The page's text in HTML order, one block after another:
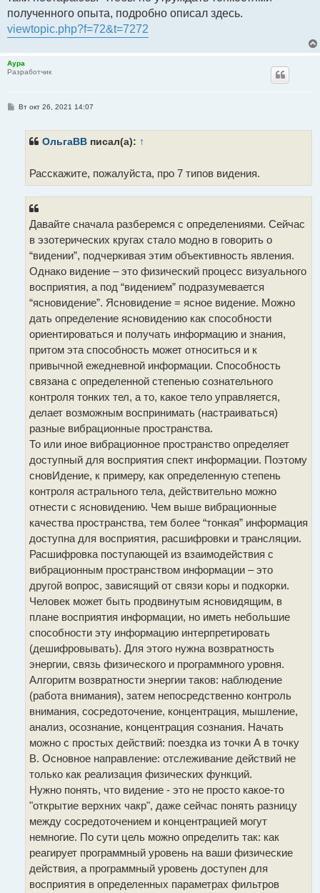
полученного опыта, подробно описал здесь.
viewtopic.php?f=72&t=7272
Аура
Разработчик
СВт окт 26, 2021 14:07
ОльгаВВ писал(а): ↑
Расскажите, пожалуйста, про 7 типов видения.
Давайте сначала разберемся с определениями. Сейчас
в эзотерических кругах стало модно в говорить о
“видении”, подчеркивая этим объективность явления.
Однако видение – это физический процесс визуального
восприятия, а под “видением” подразумевается
“ясновидение”. Ясновидение = ясное видение. Можно
дать определение ясновидению как способности
ориентироваться и получать информацию и знания,
притом эта способность может относиться и к
привычной ежедневной информации. Способность
связана с определенной степенью сознательного
контроля тонких тел, а то, какое тело управляется,
делает возможным воспринимать (настраиваться)
разные вибрационные пространства.
То или иное вибрационное пространство определяет
доступный для восприятия спект информации. Поэтому
сновИдение, к примеру, как определенную степень
контроля астрального тела, действительно можно
отнести с ясновидению. Чем выше вибрационные
качества пространства, тем более “тонкая” информация
доступна для восприятия, расшифровки и трансляции.
Расшифровка поступающей из взаимодействия с
вибрационным пространством информации – это
другой вопрос, зависящий от связи коры и подкорки.
Человек может быть продвинутым ясновидящим, в
плане восприятия информации, но иметь небольшие
способности эту информацию интерпретировать
(дешифровывать). Для этого нужна возвратность
энергии, связь физического и программного уровня.
Алгоритм возвратности энергии таков: наблюдение
(работа внимания), затем непосредственно контроль
внимания, сосредоточение, концентрация, мышление,
анализ, осознание, концентрация сознания. Начать
можно с простых действий: поездка из точки А в точку
В. Основное направление: отслеживание действий не
только как реализация физических функций.
Нужно понять, что видение - это не просто какое-то
"открытие верхних чакр", даже сейчас понять разницу
между сосредоточением и концентрацией могут
немногие. По сути цель можно определить так: как
реагирует программный уровень на ваши физические
действия, а программный уровень доступен для
восприятия в определенных параметрах фильтров